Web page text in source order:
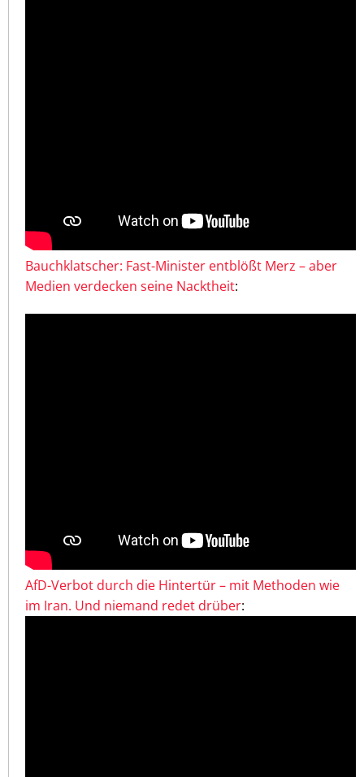
Bauchklatscher: Fast-Minister entblößt Merz – aber
Medien verdecken seine Nacktheit:
AfD-Verbot durch die Hintertür – mit Methoden wie
im Iran. Und niemand redet drüber: